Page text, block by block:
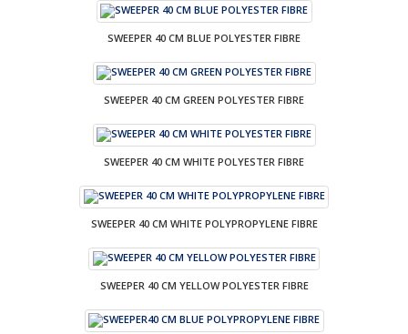
SWEEPER 40 CM BLUE POLYESTER FIBRE
SWEEPER 40 CM GREEN POLYESTER FIBRE
SWEEPER 40 CM WHITE POLYESTER FIBRE
SWEEPER 40 CM WHITE POLYPROPYLENE FIBRE
SWEEPER 40 CM YELLOW POLYESTER FIBRE